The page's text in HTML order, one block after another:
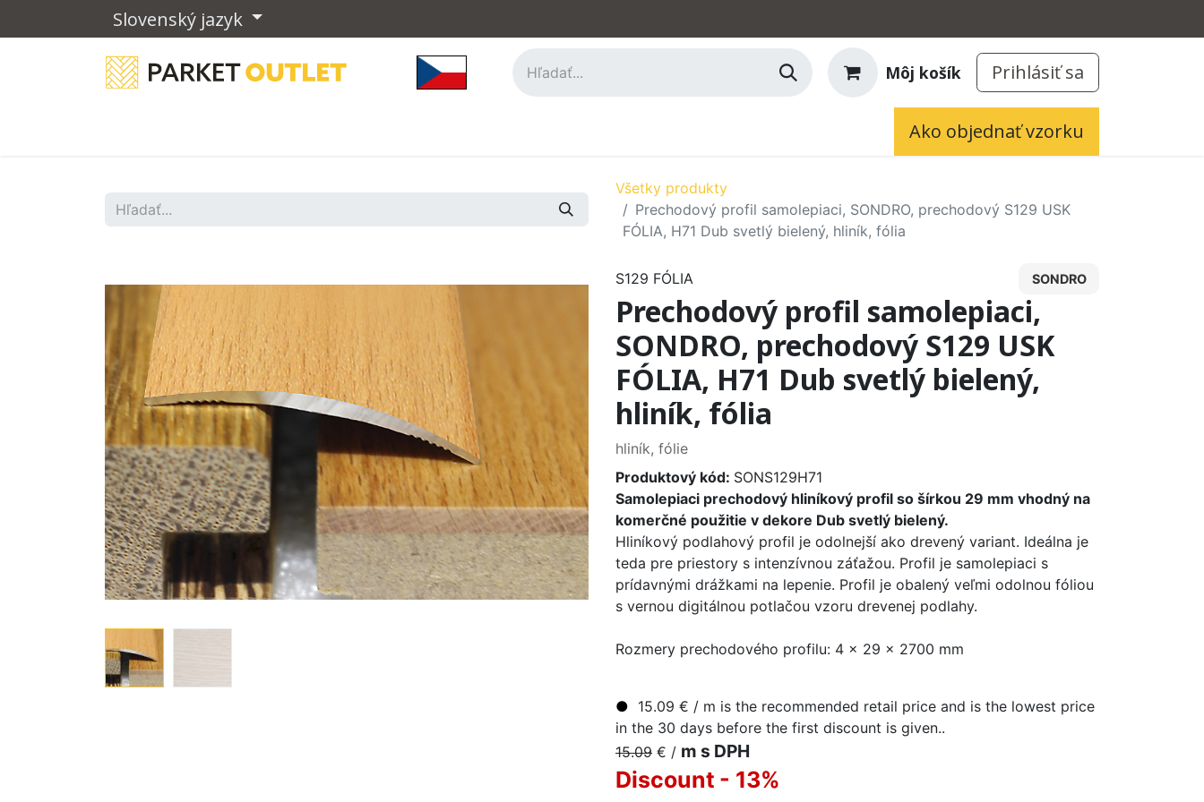
Slovenský jazyk
Môj košík Prihlásiť sa
Ako objednať vzorku
Všetky produkty
Prechodový profil samolepiaci, SONDRO, prechodový S129 USK
FÓLIA, H71 Dub svetlý bielený, hliník, fólia
S129 FÓLIA SONDRO
Prechodový profil samolepiaci,
SONDRO, prechodový S129 USK
FÓLIA, H71 Dub svetlý bielený,
hliník, fólia
hliník, fólie
Produktový kód: SONS129H71
Samolepiaci prechodový hliníkový profil so šírkou 29 mm vhodný na
komerčné použitie v dekore Dub svetlý bielený.
Hliníkový podlahový profil je odolnejší ako drevený variant. Ideálna je
teda pre priestory s intenzívnou záťažou. Profil je samolepiaci s
prídavnými drážkami na lepenie. Profil je obalený veľmi odolnou fóliou
s vernou digitálnou potlačou vzoru drevenej podlahy.
Rozmery prechodového profilu: 4 x 29 x 2700 mm
● 15.09 € / m is the recommended retail price and is the lowest price
in the 30 days before the first discount is given..
15.09 € / m s DPH
Discount - 13%